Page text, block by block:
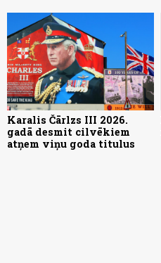
Karalis Čārlzs III 2026.
gadā desmit cilvēkiem
atņem viņu goda titulus